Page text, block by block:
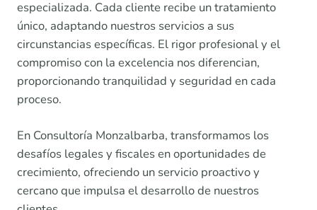
especializada. Cada cliente recibe un tratamiento
único, adaptando nuestros servicios a sus
circunstancias específicas. El rigor profesional y el
compromiso con la excelencia nos diferencian,
proporcionando tranquilidad y seguridad en cada
proceso.
En Consultoría Monzalbarba, transformamos los
desafíos legales y fiscales en oportunidades de
crecimiento, ofreciendo un servicio proactivo y
cercano que impulsa el desarrollo de nuestros